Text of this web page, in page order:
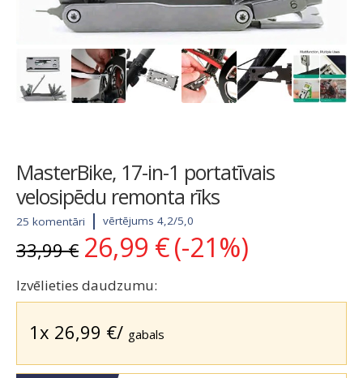
MasterBike, 17-in-1 portatīvais
velosipēdu remonta rīks
25 komentāri vērtējums 4,2/5,0
33,99€ Original
price
was:
33,99 €.
26,99 € Current
price
26,99 €.
(-21%)
Izvēlieties daudzumu:
1x 26,99 €/ gabals